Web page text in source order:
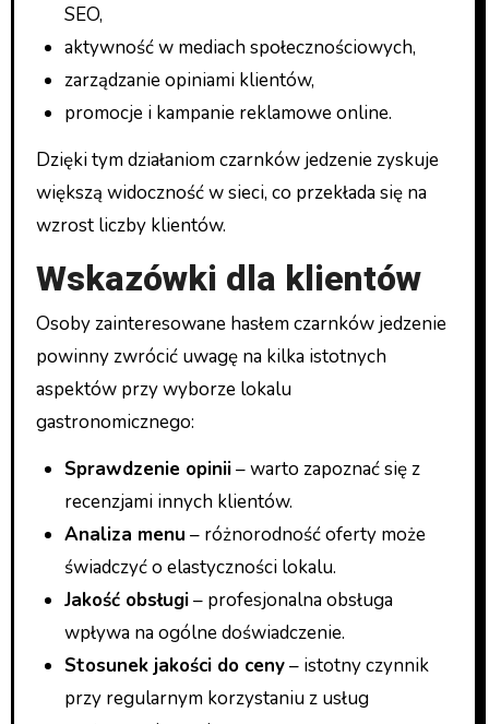
SEO,
aktywność w mediach społecznościowych,
zarządzanie opiniami klientów,
promocje i kampanie reklamowe online.
Dzięki tym działaniom czarnków jedzenie zyskuje
większą widoczność w sieci, co przekłada się na
wzrost liczby klientów.
Wskazówki dla klientów
Osoby zainteresowane hasłem czarnków jedzenie
powinny zwrócić uwagę na kilka istotnych
aspektów przy wyborze lokalu
gastronomicznego:
Sprawdzenie opinii– warto zapoznać się z
recenzjami innych klientów.
Analiza menu – różnorodność oferty może
świadczyć o elastyczności lokalu.
Jakość obsługi– profesjonalna obsługa
wpływa na ogólne doświadczenie.
Stosunek jakości do ceny– istotny czynnik
przy regularnym korzystaniu z usług